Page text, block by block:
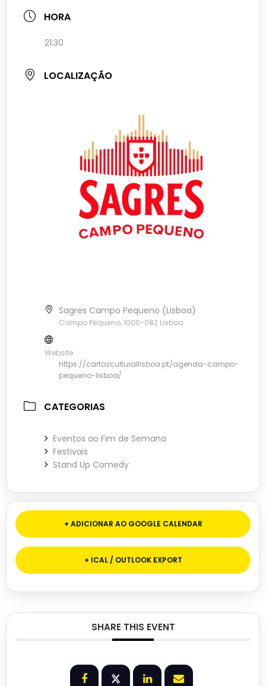
HORA
21:30
LOCALIZAÇÃO
Sagres Campo Pequeno (Lisboa)
Campo Pequeno, 1000-082 Lisboa
Website
https://cartazculturallisboa.pt/agenda-campo-
pequeno-lisboa/
CATEGORIAS
Eventos ao Fim de Semana
Festivais
Stand Up Comedy
+ ADICIONAR AO GOOGLE CALENDAR
+ ICAL / OUTLOOK EXPORT
SHARE THIS EVENT